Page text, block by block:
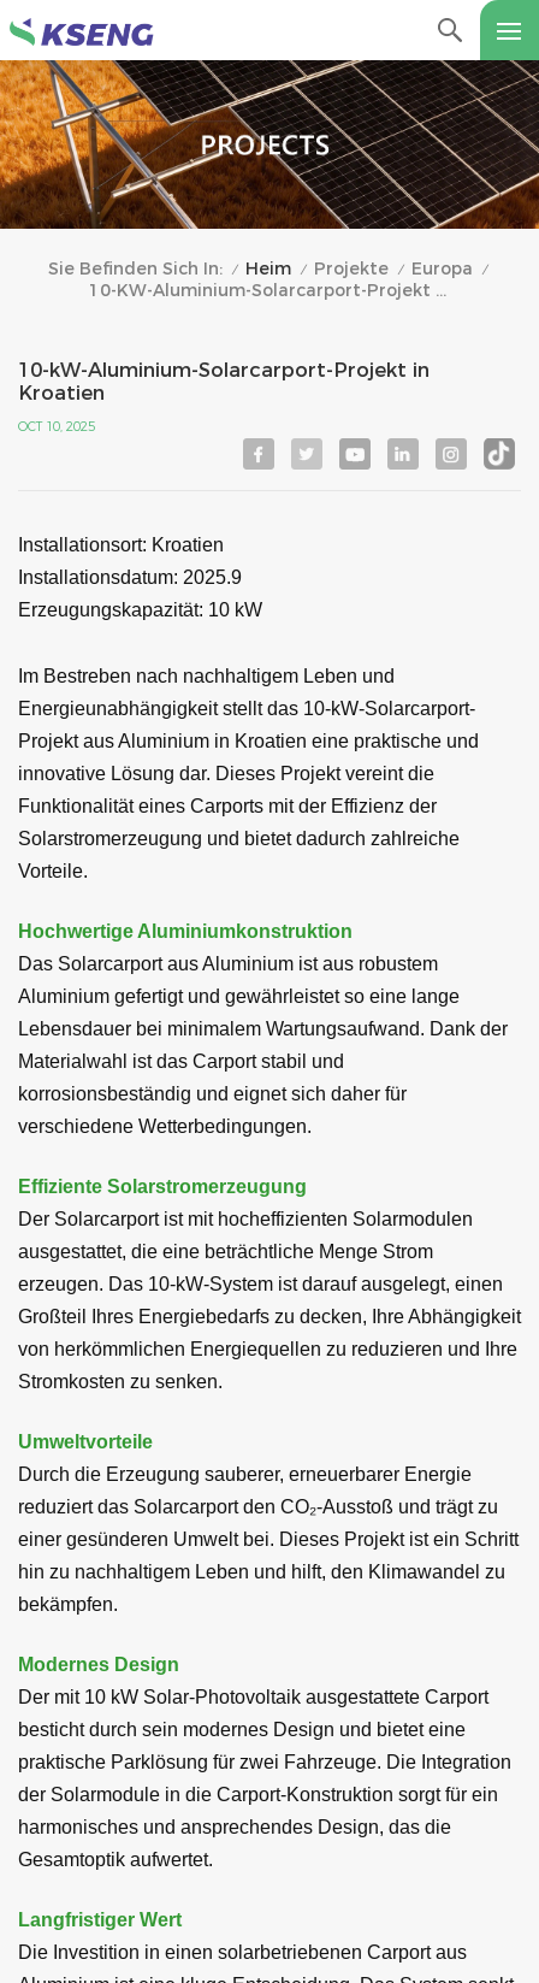
Sie Befinden Sich In: / Heim / Projekte / Europa /
10-KW-Aluminium-Solarcarport-Projekt In Kroatien
10-kW-Aluminium-Solarcarport-Projekt in
Kroatien
OCT 10, 2025
Installationsort: Kroatien
Installationsdatum: 2025.9
Erzeugungskapazität: 10 kW
Im Bestreben nach nachhaltigem Leben und
Energieunabhängigkeit stellt das 10-kW-Solarcarport-
Projekt aus Aluminium in Kroatien eine praktische und
innovative Lösung dar. Dieses Projekt vereint die
Funktionalität eines Carports mit der Effizienz der
Solarstromerzeugung und bietet dadurch zahlreiche
Vorteile.
Hochwertige Aluminiumkonstruktion
Das Solarcarport aus Aluminium ist aus robustem
Aluminium gefertigt und gewährleistet so eine lange
Lebensdauer bei minimalem Wartungsaufwand. Dank der
Materialwahl ist das Carport stabil und
korrosionsbeständig und eignet sich daher für
verschiedene Wetterbedingungen.
Effiziente Solarstromerzeugung
Der Solarcarport ist mit hocheffizienten Solarmodulen
ausgestattet, die eine beträchtliche Menge Strom
erzeugen. Das 10-kW-System ist darauf ausgelegt, einen
Großteil Ihres Energiebedarfs zu decken, Ihre Abhängigkeit
von herkömmlichen Energiequellen zu reduzieren und Ihre
Stromkosten zu senken.
Umweltvorteile
Durch die Erzeugung sauberer, erneuerbarer Energie
reduziert das Solarcarport den CO₂-Ausstoß und trägt zu
einer gesünderen Umwelt bei. Dieses Projekt ist ein Schritt
hin zu nachhaltigem Leben und hilft, den Klimawandel zu
bekämpfen.
Modernes Design
Der mit 10 kW Solar-Photovoltaik ausgestattete Carport
besticht durch sein modernes Design und bietet eine
praktische Parklösung für zwei Fahrzeuge. Die Integration
der Solarmodule in die Carport-Konstruktion sorgt für ein
harmonisches und ansprechendes Design, das die
Gesamtoptik aufwertet.
Langfristiger Wert
Die Investition in einen solarbetriebenen Carport aus